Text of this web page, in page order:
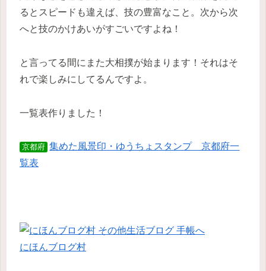
るとスピードも違えば、技の豊富なこと。次から次
へと技のかけあいがすごいですよね！
と言ってる間にまた大相撲が始まります！それはそ
れで楽しみにしてるんですよ。
一覧表作りました！
京都府 集めた風景印・ゆうちょスタンプ 京都府一
覧表
にほんブログ村